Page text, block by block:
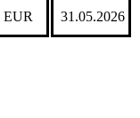
EUR
31.05.2026